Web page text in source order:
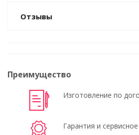
Отзывы
Преимущество
Изготовление по
Гарантия и